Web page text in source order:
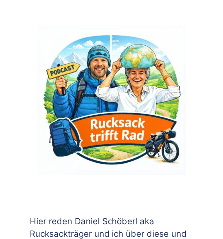
Hier reden Daniel Schöberl aka
Rucksackträger und ich über diese und